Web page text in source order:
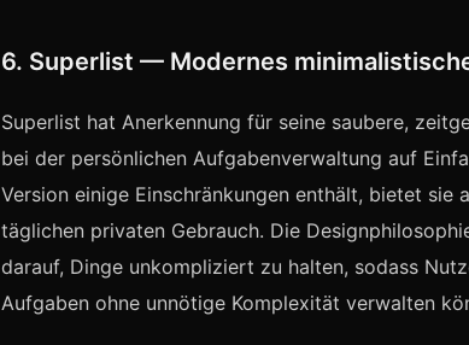
6. Superlist — Modernes
Superlist hat Anerkennung für seine saubere,
bei der persönlichen Aufgabenverwaltung auf
Version einige Einschränkungen enthält, bietet sie
täglichen privaten Gebrauch. Die
darauf, Dinge unkompliziert zu halten, sodass
Aufgaben ohne unnötige Komplexität verwalten